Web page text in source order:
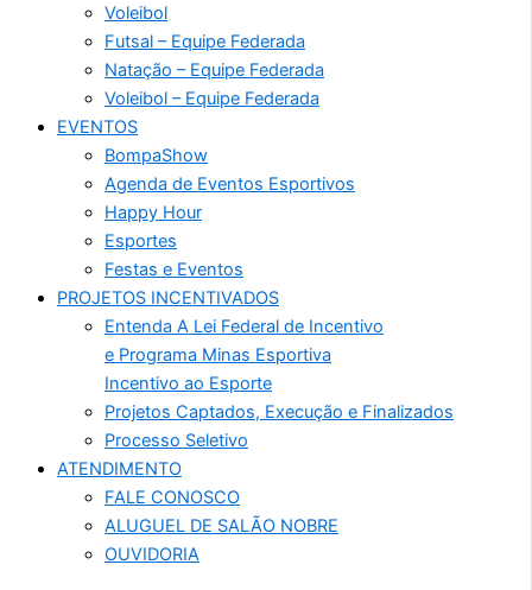
Voleibol
Futsal – Equipe Federada
Natação – Equipe Federada
Voleibol – Equipe Federada
EVENTOS
BompaShow
Agenda de Eventos Esportivos
Happy Hour
Esportes
Festas e Eventos
PROJETOS INCENTIVADOS
Entenda A Lei Federal de Incentivo
e Programa Minas Esportiva
Incentivo ao Esporte
Projetos Captados, Execução e Finalizados
Processo Seletivo
ATENDIMENTO
FALE CONOSCO
ALUGUEL DE SALÃO NOBRE
OUVIDORIA